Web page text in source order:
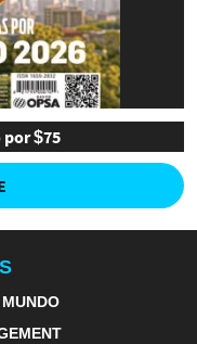
por $75